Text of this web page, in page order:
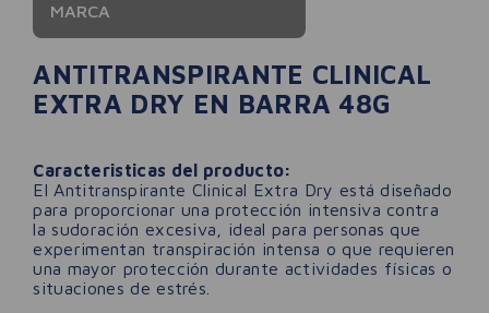
MARCA
ANTITRANSPIRANTE CLINICAL
EXTRA DRY EN BARRA 48G
Caracteristicas del producto:
El Antitranspirante Clinical Extra Dry está diseñado
para proporcionar una protección intensiva contra
la sudoración excesiva, ideal para personas que
experimentan transpiración intensa o que requieren
una mayor protección durante actividades físicas o
situaciones de estrés.